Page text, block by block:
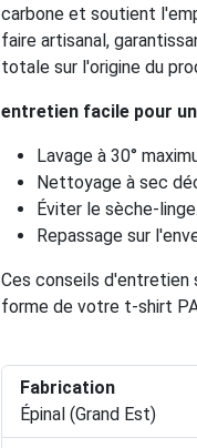
carbone et soutient
faire artisanal,
totale sur l'origine du
entretien facile pour
Lavage à 30°
Nettoyage à sec
Éviter le sèche-linge.
Repassage sur
Ces conseils d'entretien
forme de votre t-shirt
Fabrication
Épinal (Grand Est)